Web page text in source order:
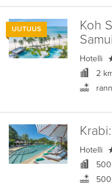
UUTUUS Koh
Samui
Hotelli
2
Krabi:
Hotelli